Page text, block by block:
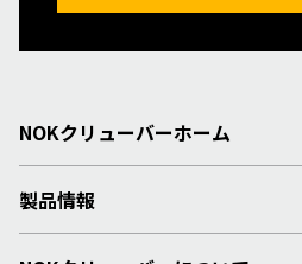
NOKクリューバーホーム
製品情報